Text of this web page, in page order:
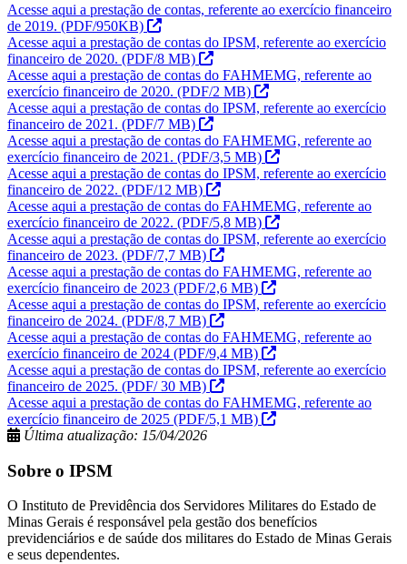
Acesse aqui a prestação de contas, referente ao exercício financeiro
de 2019. (PDF/950KB)
Acesse aqui a prestação de contas do IPSM, referente ao exercício
financeiro de 2020. (PDF/8 MB)
Acesse aqui a prestação de contas do FAHMEMG, referente ao
exercício financeiro de 2020. (PDF/2 MB)
Acesse aqui a prestação de contas do IPSM, referente ao exercício
financeiro de 2021. (PDF/7 MB)
Acesse aqui a prestação de contas do FAHMEMG, referente ao
exercício financeiro de 2021. (PDF/3,5 MB)
Acesse aqui a prestação de contas do IPSM, referente ao exercício
financeiro de 2022. (PDF/12 MB)
Acesse aqui a prestação de contas do FAHMEMG, referente ao
exercício financeiro de 2022. (PDF/5,8 MB)
Acesse aqui a prestação de contas do IPSM, referente ao exercício
financeiro de 2023. (PDF/7,7 MB)
Acesse aqui a prestação de contas do FAHMEMG, referente ao
exercício financeiro de 2023 (PDF/2,6 MB)
Acesse aqui a prestação de contas do IPSM, referente ao exercício
financeiro de 2024. (PDF/8,7 MB)
Acesse aqui a prestação de contas do FAHMEMG, referente ao
exercício financeiro de 2024 (PDF/9,4 MB)
Acesse aqui a prestação de contas do IPSM, referente ao exercício
financeiro de 2025. (PDF/ 30 MB)
Acesse aqui a prestação de contas do FAHMEMG, referente ao
exercício financeiro de 2025 (PDF/5,1 MB)
Última atualização: 15/04/2026
Sobre o IPSM
O Instituto de Previdência dos Servidores Militares do Estado de
Minas Gerais é responsável pela gestão dos benefícios
previdenciários e de saúde dos militares do Estado de Minas Gerais
e seus dependentes.